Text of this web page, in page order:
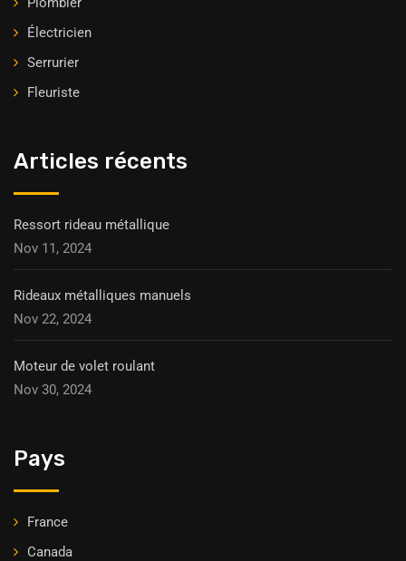
Électricien
Serrurier
Fleuriste
Articles récents
Ressort rideau métallique
Nov 11, 2024
Rideaux métalliques manuels
Nov 22, 2024
Moteur de volet roulant
Nov 30, 2024
Pays
France
Canada